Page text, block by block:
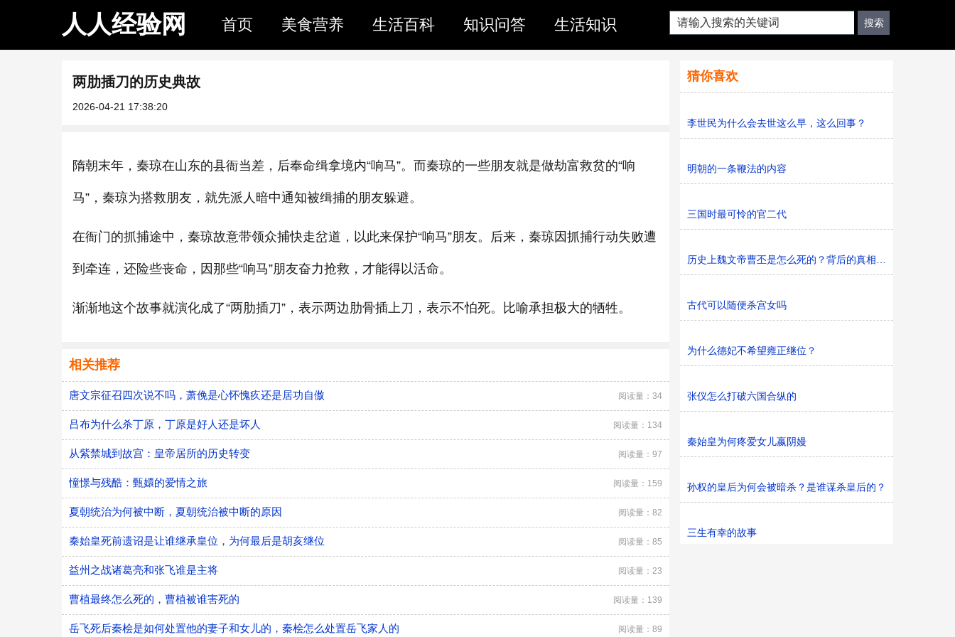
人人经验网 首页 美食营养 生活百科 知识问答 生活知识
两肋插刀的历史典故
2026-04-21 17:38:20
隋朝末年，秦琼在山东的县衙当差，后奉命缉拿境内“响马”。而秦琼的一些朋友就是做劫富救贫的“响
马”，秦琼为搭救朋友，就先派人暗中通知被缉捕的朋友躲避。
在衙门的抓捕途中，秦琼故意带领众捕快走岔道，以此来保护“响马”朋友。后来，秦琼因抓捕行动失败遭
到牵连，还险些丧命，因那些“响马”朋友奋力抢救，才能得以活命。
渐渐地这个故事就演化成了“两肋插刀”，表示两边肋骨插上刀，表示不怕死。比喻承担极大的牺牲。
相关推荐
唐文宗征召四次说不吗，萧俛是心怀愧疚还是居功自傲 阅读量：34
吕布为什么杀丁原，丁原是好人还是坏人 阅读量：134
从紫禁城到故宫：皇帝居所的历史转变 阅读量：97
憧憬与残酷：甄嬛的爱情之旅 阅读量：159
夏朝统治为何被中断，夏朝统治被中断的原因 阅读量：82
秦始皇死前遗诏是让谁继承皇位，为何最后是胡亥继位 阅读量：85
益州之战诸葛亮和张飞谁是主将 阅读量：23
曹植最终怎么死的，曹植被谁害死的 阅读量：139
​岳飞死后秦桧是如何处置他的妻子和女儿的，秦桧怎么处置岳飞家人的 阅读量：89
猜你喜欢
李世民为什么会去世这么早，这么回事？
明朝的一条鞭法的内容
三国时最可怜的官二代
历史上魏文帝曹丕是怎么死的？背后的真相是什么？
古代可以随便杀宫女吗
为什么德妃不希望雍正继位？
张仪怎么打破六国合纵的
秦始皇为何疼爱女儿嬴阴嫚
孙权的皇后为何会被暗杀？是谁谋杀皇后的？
三生有幸的故事